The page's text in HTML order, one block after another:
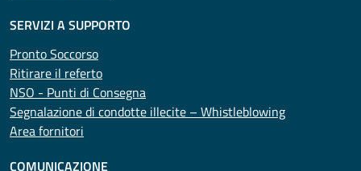
SERVIZI A SUPPORTO
Pronto Soccorso
Ritirare il referto
NSO - Punti di Consegna
Segnalazione di condotte illecite – Whistleblowing
Area fornitori
COMUNICAZIONE